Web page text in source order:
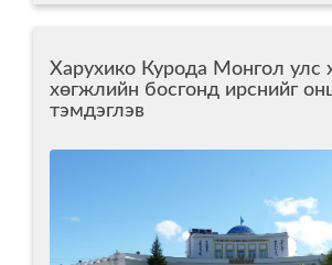
Харухико Курода Монгол улс
хөгжлийн босгонд ирснийг
тэмдэглэв